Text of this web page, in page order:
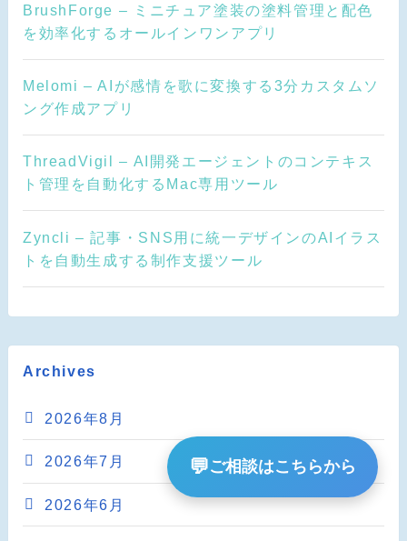
BrushForge – ミニチュア塗装の塗料管理と配色
を効率化するオールインワンアプリ
Melomi – AIが感情を歌に変換する3分カスタムソ
ング作成アプリ
ThreadVigil – AI開発エージェントのコンテキス
ト管理を自動化するMac専用ツール
Zyncli – 記事・SNS用に統一デザインのAIイラス
トを自動生成する制作支援ツール
Archives
2026年8月
2026年7月
2026年6月
💬ご相談はこちらから